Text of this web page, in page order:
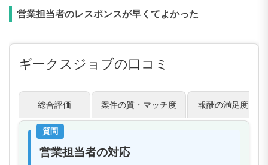
営業担当者のレスポンスが早くてよかった
ギークスジョブの口コミ
総合評価 案件の質・マッチ度 報酬の満足度
質問
営業担当者の対応